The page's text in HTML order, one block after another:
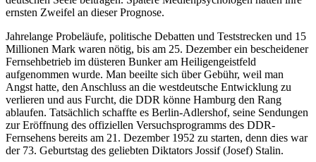
ernsten Zweifel an dieser Prognose.
Jahrelange Probeläufe, politische Debatten und Teststrecken und 15
Millionen Mark waren nötig, bis am 25. Dezember ein bescheidener
Fernsehbetrieb im düsteren Bunker am Heiligengeistfeld
aufgenommen wurde. Man beeilte sich über Gebühr, weil man
Angst hatte, den Anschluss an die westdeutsche Entwicklung zu
verlieren und aus Furcht, die DDR könne Hamburg den Rang
ablaufen. Tatsächlich schaffte es Berlin-Adlershof, seine Sendungen
zur Eröffnung des offiziellen Versuchsprogramms des DDR-
Fernsehens bereits am 21. Dezember 1952 zu starten, denn dies war
der 73. Geburtstag des geliebten Diktators Jossif (Josef) Stalin.